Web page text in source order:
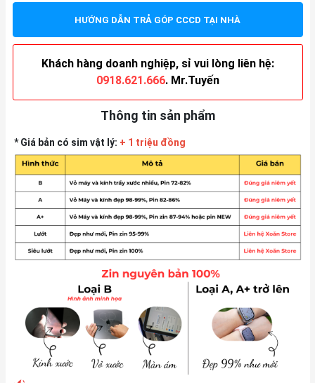
HƯỚNG DẪN TRẢ GÓP CCCD TẠI NHÀ
Khách hàng doanh nghiệp, sỉ vui lòng liên hệ:
0918.621.666. Mr.Tuyến
Thông tin sản phẩm
* Giá bản có sim vật lý: + 1 triệu đồng